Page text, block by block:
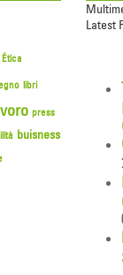
libri
press
buisness
Latest